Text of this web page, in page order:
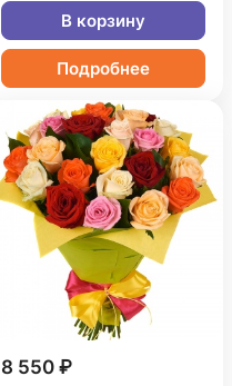
В корзину
Подробнее
8 550 ₽